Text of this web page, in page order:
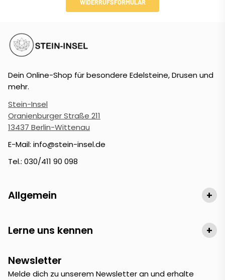
WIDERRUFSFORMULAR
Dein Online-Shop für besondere Edelsteine, Drusen und
mehr.
Stein-Insel
Oranienburger Straße 211
13437 Berlin-Wittenau
E-Mail: info@stein-insel.de
Tel.: 030/411 90 098
Allgemein +
Lerne uns kennen +
Newsletter
Melde dich zu unserem Newsletter an und erhalte